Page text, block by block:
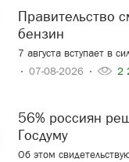
Правительство смягчает требования к расчёту цен на
бензин
7 августа вступает в
07-08-2026
2
56% россиян решили, как проголосуют на выборах в
Госдуму
Об этом